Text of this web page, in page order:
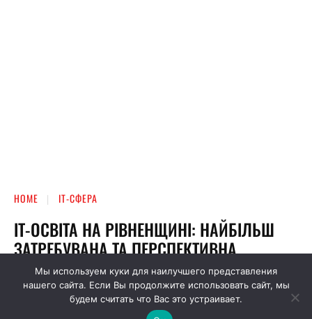
Мы используем куки для наилучшего представления
нашего сайта. Если Вы продолжите использовать сайт, мы
будем считать что Вас это устраивает.